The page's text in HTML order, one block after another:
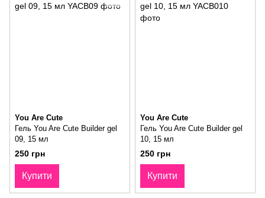
You Are Cute
Гель You Are Cute Builder gel
09, 15 мл
250 грн
Купити
You Are Cute
Гель You Are Cute Builder gel
10, 15 мл
250 грн
Купити